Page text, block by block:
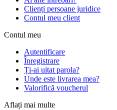
Clienți persoane juridice
Contul meu client
Contul meu
Autentificare
Înregistrare
Ți-ai uitat parola?
Unde este livrarea mea?
Valorifică voucherul
Aflați mai multe